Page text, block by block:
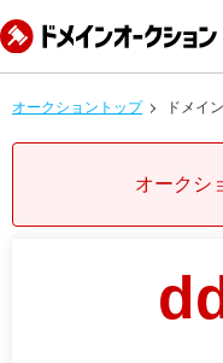
オークショントップ ドメイ
オークシ